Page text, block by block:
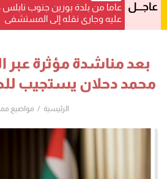
عاجـــل
عاما من بلدة بورين جنوب نابلس
عليه وجاري نقله إلى المستشفى
بعد مناشدة مؤثرة عبر
محمد دحلان يستجيب
الرئيسية مواضيع